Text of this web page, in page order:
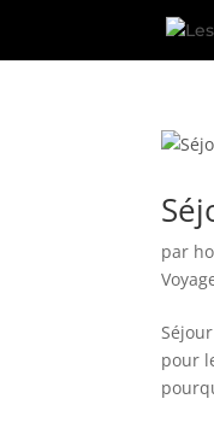
par
pour